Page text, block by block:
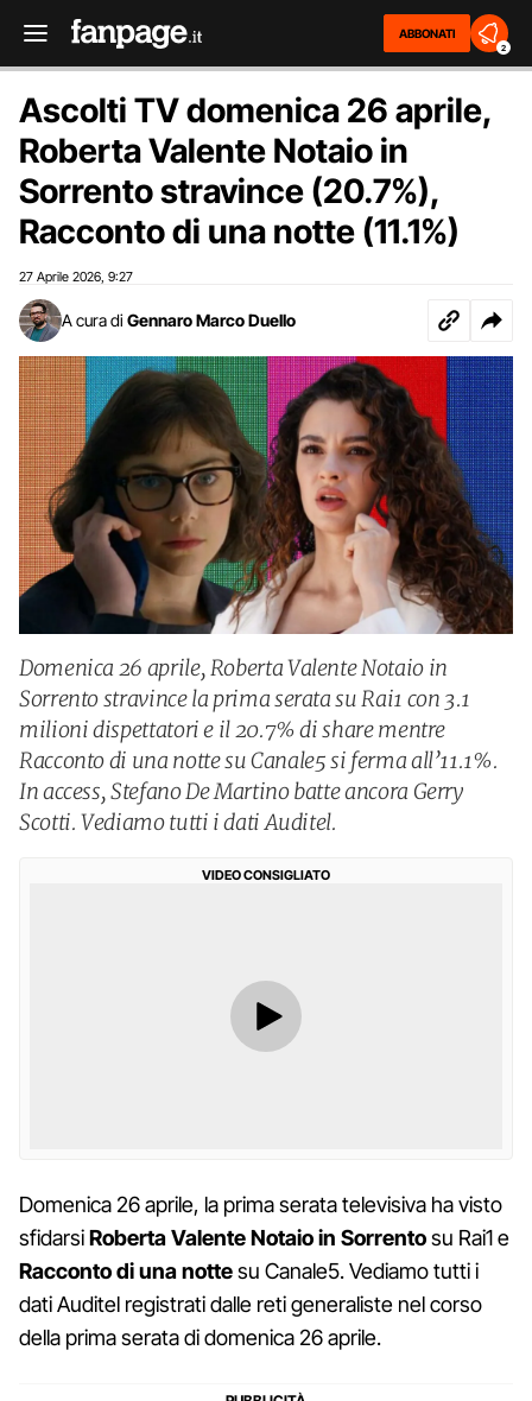
ABBONATI
2
Ascolti TV domenica 26 aprile,
Roberta Valente Notaio in
Sorrento stravince (20.7%),
Racconto di una notte (11.1%)
27 Aprile 2026 9:27
A cura di Gennaro Marco Duello
Domenica 26 aprile, Roberta Valente Notaio in
Sorrento stravince la prima serata su Rai1 con 3.1
milioni dispettatori e il 20.7% di share mentre
Racconto di una notte su Canale5 si ferma all’11.1%.
In access, Stefano De Martino batte ancora Gerry
Scotti. Vediamo tutti i dati Auditel.
VIDEO CONSIGLIATO
Domenica 26 aprile, la prima serata televisiva ha visto
sfidarsiRoberta Valente Notaio in Sorrentosu Rai1 e
Racconto di una nottesu Canale5. Vediamo tutti i
dati Auditel registrati dalle reti generaliste nel corso
della prima serata di domenica 26 aprile.